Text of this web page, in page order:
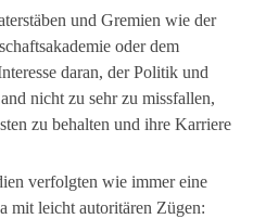
und Gremien wie der
oder dem
daran, der Politik und
nicht zu sehr zu missfallen,
zu behalten und ihre Karriere
verfolgten wie immer eine
mit leicht autoritären Zügen: